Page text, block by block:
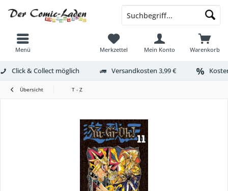
Menü Warenkorb
Merkzettel Mein Konto
Click & Collect möglich Versandkosten 3,99 €
Übersicht T - Z